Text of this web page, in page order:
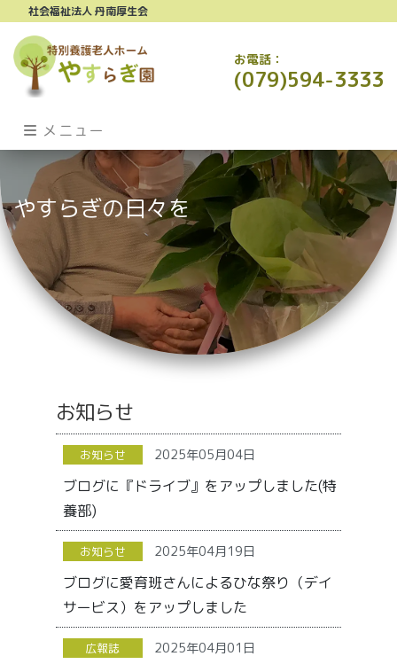
社会福祉法人 丹南厚生会
お電話：
(079)594-3333
メニュー
やすらぎの日々を
お知らせ
お知らせ 2025年05月04日
ブログに『ドライブ』をアップしました(特
養部)
お知らせ 2025年04月19日
ブログに愛育班さんによるひな祭り（デイ
サービス）をアップしました
広報誌 2025年04月01日